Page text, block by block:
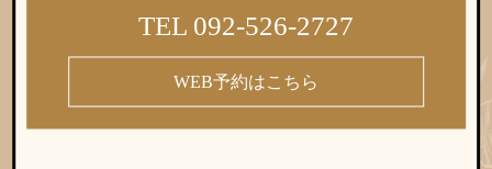
TEL 092-526-2727
WEB予約はこちら